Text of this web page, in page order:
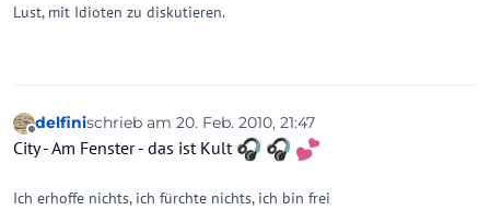
Lust, mit Idioten zu diskutieren.
Offline
delfinischrieb am 20. Feb. 2010, 21:47
zuletzt editiert von
City - Am Fenster - das ist Kult
Ich erhoffe nichts, ich fürchte nichts, ich bin frei